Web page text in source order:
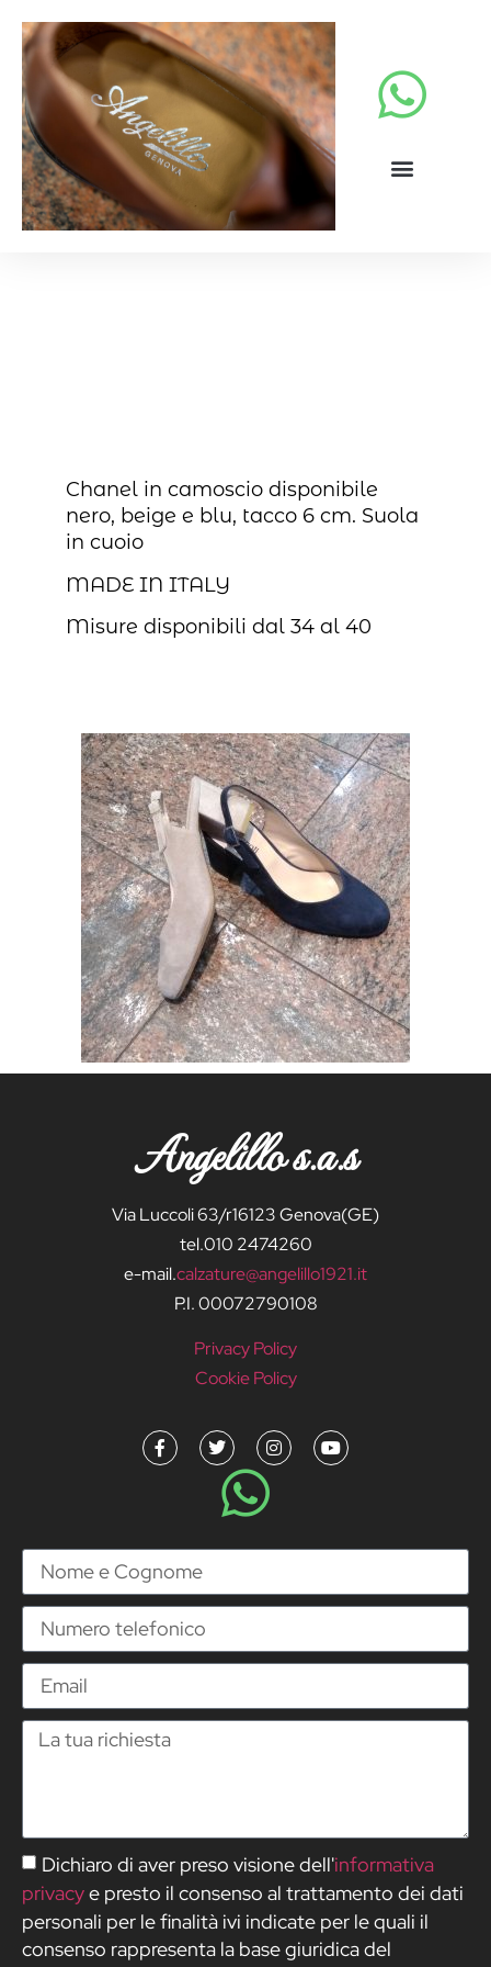
Chanel in camoscio disponibile
nero, beige e blu, tacco 6 cm. Suola
in cuoio
MADE IN ITALY
Misure disponibili dal 34 al 40
Angelillo s.a.s
Via Luccoli 63/r16123 Genova(GE)
tel.010 2474260
e-mail.calzature@angelillo1921.it
P.I. 00072790108
Privacy Policy
Cookie Policy
Dichiaro di aver preso visione dell'informativa
privacye presto il consenso al trattamento dei dati
personali per le finalità ivi indicate per le quali il
consenso rappresenta la base giuridica del